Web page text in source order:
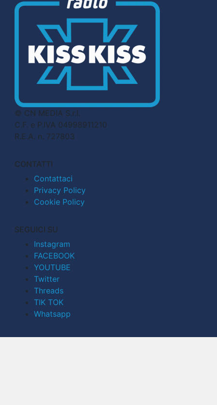
© CN MEDIA S.r.l.
C.F. e P.IVA 04998911210
R.E.A. n. 727803
CONTATTI
Contattaci
Privacy Policy
Cookie Policy
SEGUICI SU
Instagram
FACEBOOK
YOUTUBE
Twitter
Threads
TIK TOK
Whatsapp